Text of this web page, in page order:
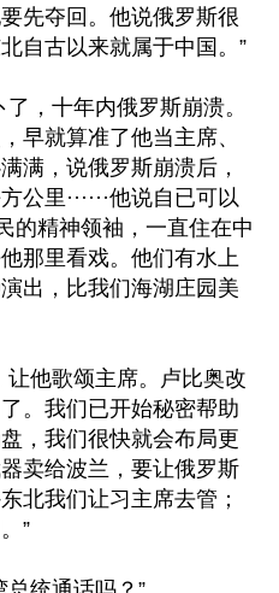
先夺回。他说俄罗斯很
自古以来就属于中国。”
，十年内俄罗斯崩溃。
早就算准了他当主席、
满，说俄罗斯崩溃后，
里······他说自已可以
的精神领袖，一直住在中
那里看戏。他们有水上
出，比我们海湖庄园美
让他歌颂主席。卢比奥改
。我们已开始秘密帮助
，我们很快就会布局更
卖给波兰，要让俄罗斯
北我们让习主席去管；
”